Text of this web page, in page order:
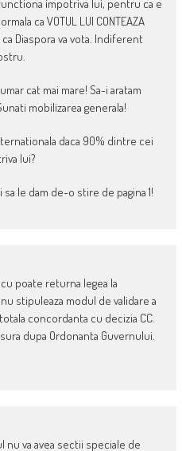
impotriva lui, pentru ca e
ca VOTUL LUI CONTEAZA
ca Diaspora va vota. Indiferent
cat mai mare! Sa-i aratam
mobilizarea generala!
daca 90% dintre cei
lui?
le dam de-o stire de pagina 1!
poate returna legea la
stipuleaza modul de validare a
concordanta cu decizia CC.
dupa Ordonanta Guvernului.
nu va avea sectii speciale de